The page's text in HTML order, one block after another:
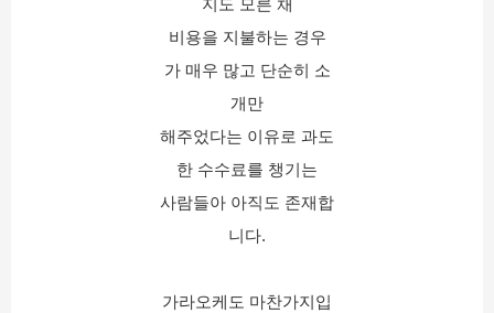
지도 모른 채
비용을 지불하는 경우
가 매우 많고 단순히 소
개만
해주었다는 이유로 과도
한 수수료를 챙기는
사람들아 아직도 존재합
니다.
가라오케도 마찬가지입